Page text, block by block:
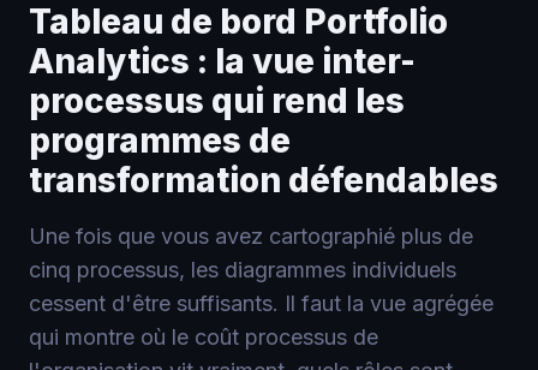
Tableau de bord Portfolio
Analytics : la vue inter-
processus qui rend les
programmes de
transformation défendables
Une fois que vous avez cartographié plus de
cinq processus, les diagrammes individuels
cessent d'être suffisants. Il faut la vue agrégée
qui montre où le coût processus de